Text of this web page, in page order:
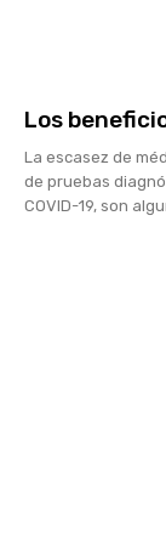
Los
La escasez de
de pruebas
COVID-19, son